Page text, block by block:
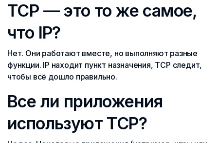
TCP — это то же самое,
что IP?
Нет. Они работают вместе, но выполняют разные
функции. IP находит пункт назначения, TCP следит,
чтобы всё дошло правильно.
Все ли приложения
используют TCP?